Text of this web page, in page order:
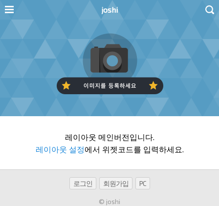
joshi
레이아웃 메인버전입니다.
레이아웃 설정에서 위젯코드를 입력하세요.
로그인 회원가입 PC
© joshi